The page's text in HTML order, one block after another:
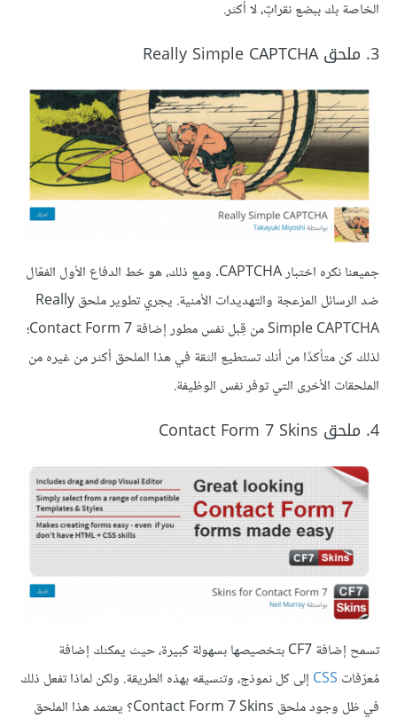
الخاصة بك ببضع نقراتٍ، لا أكثر.
3. ملحق Really Simple CAPTCHA
جميعنا نكره اختبار CAPTCHA. ومع ذلك، هو خط الدفاع الأول الفعّال
ضد الرسائل المزعجة والتهديدات الأمنية. يجري تطوير ملحق Really
Simple CAPTCHA من قِبل نفس مطور إضافة Contact Form 7؛
لذلك كن متأكدًا من أنك تستطيع الثقة في هذا الملحق أكثر من غيره من
الملحقات الأخرى التي توفر نفس الوظيفة.
4. ملحق Contact Form 7 Skins
تسمح إضافة CF7 بتخصيصها بسهولة كبيرة، حيث يمكنك إضافة
مُعرّفات CSS إلى كل نموذج، وتنسيقه بهذه الطريقة. ولكن لماذا تفعل ذلك
في ظل وجود ملحق Contact Form 7 Skins؟ يعتمد هذا الملحق